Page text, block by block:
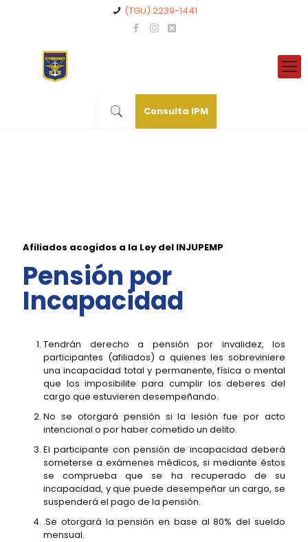
(TGU) 2239-1441
Consulta IPM
Afiliados acogidos a la Ley del INJUPEMP
Pensión por
Incapacidad
Tendrán derecho a pensión por invalidez, los
participantes (afiliados) a quienes les sobreviniere
una incapacidad total y permanente, física o mental
que los imposibilite para cumplir los deberes del
cargo que estuvieren desempeñando.
No se otorgará pensión si la lesión fue por acto
intencional o por haber cometido un delito.
El participante con pensión de incapacidad deberá
someterse a exámenes médicos, si mediante éstos
se comprueba que se ha recuperado de su
incapacidad, y que puede desempeñar un cargo, se
suspenderá el pago de la pensión.
.Se otorgará la pensión en base al 80% del sueldo
mensual.